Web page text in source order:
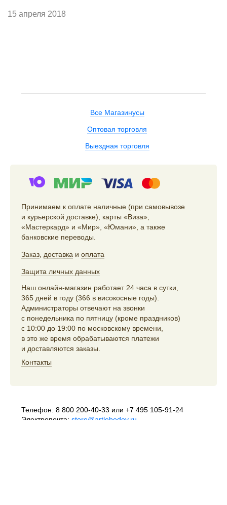
15 апреля 2018
Все Магазинусы
Оптовая торговля
Выездная торговля
Принимаем к оплате наличные (при самовывозе
и курьерской доставке), карты «Виза»,
«Мастеркард» и «Мир», «Юмани», а также
банковские переводы.
Заказ, доставка и оплата
Защита личных данных
Наш онлайн-магазин работает 24 часа в сутки,
365 дней в году (366 в високосные годы).
Администраторы отвечают на звонки
с понедельника по пятницу (кроме праздников)
с 10:00 до 19:00 по московскому времени,
в это же время обрабатываются платежи
и доставляются заказы.
Контакты
Телефон: 8 800 200-40-33 или +7 495 105-91-24
Электропочта: store@artlebedev.ru